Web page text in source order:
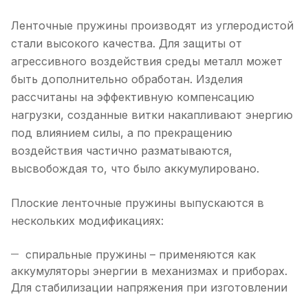
Ленточные пружины производят из углеродистой
стали высокого качества. Для защиты от
агрессивного воздействия среды металл может
быть дополнительно обработан. Изделия
рассчитаны на эффективную компенсацию
нагрузки, созданные витки накапливают энергию
под влиянием силы, а по прекращению
воздействия частично разматываются,
высвобождая то, что было аккумулировано.
Плоские ленточные пружины выпускаются в
нескольких модификациях:
спиральные пружины – применяются как
аккумуляторы энергии в механизмах и приборах.
Для стабилизации напряжения при изготовлении